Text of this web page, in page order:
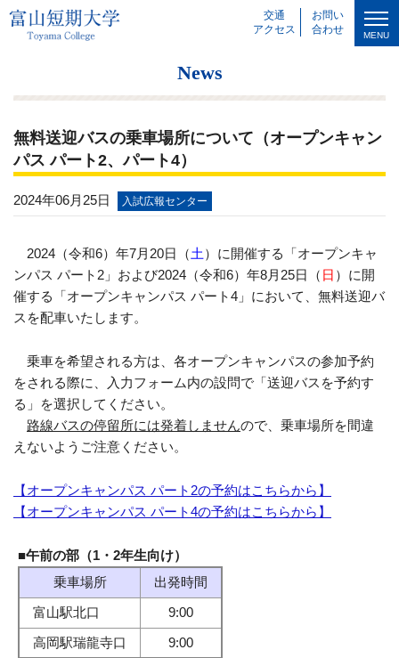
交通
アクセス
お問い
合わせ
MENU
News
無料送迎バスの乗車場所について（オープンキャン
パス パート2、パート4）
2024年06月25日 入試広報センター
2024（令和6）年7月20日（土 ）に開催する「オープンキャ
ンパス パート2」および2024（令和6）年8月25日（ 日 ）に開
催する「オープンキャンパス パート4」において、無料送迎バ
スを配車いたします。
乗車を希望される方は、各オープンキャンパスの参加予約
をされる際に、入力フォーム内の設問で「送迎バスを予約す
る」を選択してください。
路線バスの停留所には発着しませんので、乗車場所を間違
えないようご注意ください。
【オープンキャンパス パート2の予約はこちらから】
【オープンキャンパス パート4の予約はこちらから】
■午前の部（1・2年生向け）
乗車場所
出発時間
富山駅北口
9:00
高岡駅瑞龍寺口
9:00